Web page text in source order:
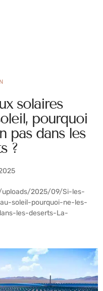
solaires
pourquoi
pas dans les
?
2025/09/Si-les-
soleil-pourquoi-ne-les-
les-deserts-La-